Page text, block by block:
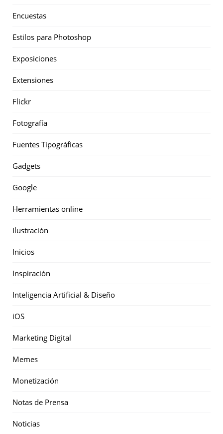
Encuestas
Estilos para Photoshop
Exposiciones
Extensiones
Flickr
Fotografía
Fuentes Tipográficas
Gadgets
Google
Herramientas online
Ilustración
Inicios
Inspiración
Inteligencia Artificial & Diseño
iOS
Marketing Digital
Memes
Monetización
Notas de Prensa
Noticias